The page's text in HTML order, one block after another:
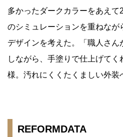
多かったダークカラーをあえ
のシミュレーションを重ねなが
デザインを考えた。「職人さ
しながら、手塗りで仕上げて
様。汚れにくくたくましい外装
REFORMDATA